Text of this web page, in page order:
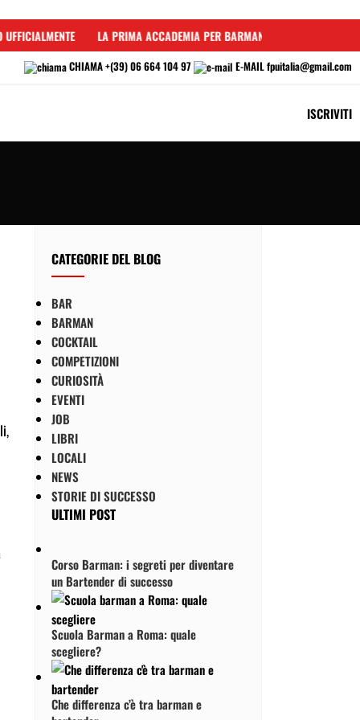
LA PRIMA ACCADEMIA PER BARMAN IN ITALIA
CHIAMA+(39) 06 664 104 97 E-MAILfpuitalia@gmail.com
ISCRIVITI
CATEGORIE DEL BLOG
BAR
BARMAN
COCKTAIL
COMPETIZIONI
CURIOSITÀ
EVENTI
JOB
LIBRI
LOCALI
NEWS
STORIE DI SUCCESSO
ULTIMI POST
Corso Barman: i segreti per diventare
un Bartender di successo
Scuola Barman a Roma: quale
scegliere?
Che differenza c’è tra barman e